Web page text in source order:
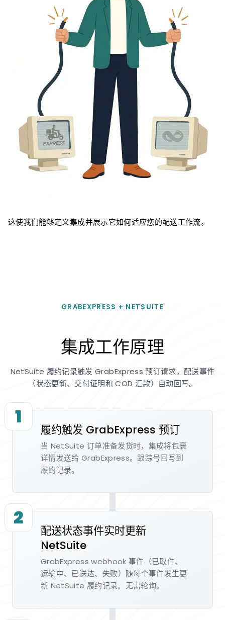
这使我们能够定义集成并展示它如何适应您的配送工作流。
GRABEXPRESS + NETSUITE
集成工作原理
NetSuite 履约记录触发 GrabExpress 预订请求，配送事件
（状态更新、交付证明和 COD 汇款）自动回写。
1
履约触发 GrabExpress 预订
当 NetSuite 订单准备发货时，集成将包裹
详情发送给 GrabExpress。跟踪号回写到
履约记录。
2
配送状态事件实时更新
NetSuite
GrabExpress webhook 事件（已取件、
运输中、已送达、失败）随每个事件发生更
新 NetSuite 履约记录。无需轮询。